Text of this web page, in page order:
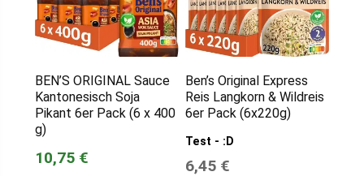
BEN’S ORIGINAL Sauce
Kantonesisch Soja
Pikant 6er Pack (6 x 400
g)
10,75 €
Ben’s Original Express
Reis Langkorn & Wildreis
6er Pack (6x220g)
Test - :D
6,45 €